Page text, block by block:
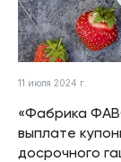
11 июля 2024 г.
«Фабрика
выплате
досрочного